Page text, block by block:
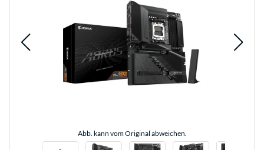
Abb. kann vom Original abweichen.